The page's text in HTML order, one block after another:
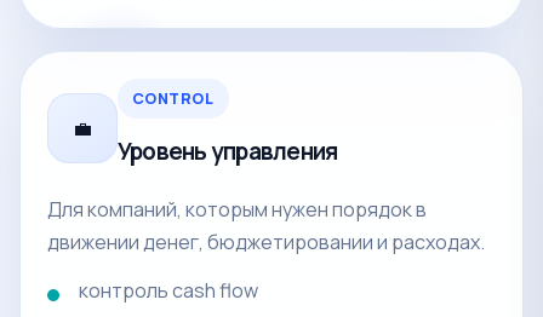
💼
CONTROL
Уровень управления
Для компаний, которым нужен порядок в
движении денег, бюджетировании и расходах.
контроль cash flow